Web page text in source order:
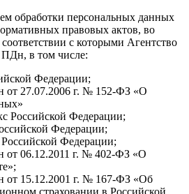
обработки персональных данных
правовых актов, во
с которыми Агентство
ПДн, в том числе:
Федерации;
от 27.07.2006 г. № 152-ФЗ «О
Российской Федерации;
Федерации;
Федерации;
от 06.12.2011 г. № 402-ФЗ «О
от 15.12.2001 г. № 167-ФЗ «Об
страховании в Российской